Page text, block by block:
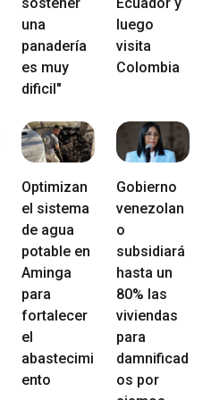
sostener
una
panadería
es muy
dificil"
Ecuador y
luego
visita
Colombia
Optimizan
el sistema
de agua
potable en
Aminga
para
fortalecer
el
abastecimi
ento
Gobierno
venezolan
o
subsidiará
hasta un
80% las
viviendas
para
damnificad
os por